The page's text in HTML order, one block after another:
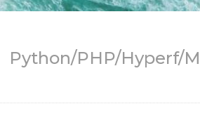
Python/PHP/Hyperf/